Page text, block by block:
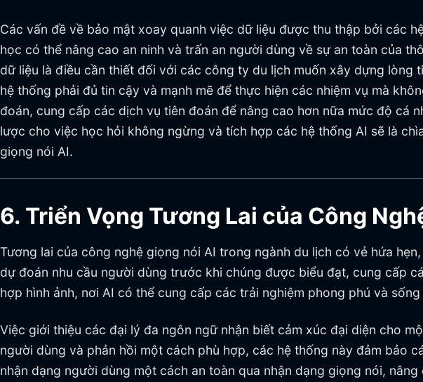
Các vấn đề về bảo mật xoay quanh việc dữ liệu được thu thập bởi các
học có thể nâng cao an ninh và trấn an người dùng về sự an toàn của
dữ liệu là điều cần thiết đối với các công ty du lịch muốn xây dựng
hệ thống phải đủ tin cậy và mạnh mẽ để thực hiện các nhiệm vụ mà
đoán, cung cấp các dịch vụ tiên đoán để nâng cao hơn nữa mức độ cá
lược cho việc học hỏi không ngừng và tích hợp các hệ thống AI sẽ là
giọng nói AI.
6. Triển Vọng Tương Lai của Công
Tương lai của công nghệ giọng nói AI trong ngành du lịch có vẻ hứa
dự đoán nhu cầu người dùng trước khi chúng được biểu đạt, cung cấp
hợp hình ảnh, nơi AI có thể cung cấp các trải nghiệm phong phú và
Việc giới thiệu các đại lý đa ngôn ngữ nhận biết cảm xúc đại diện cho
người dùng và phản hồi một cách phù hợp, các hệ thống này đảm bảo
nhận dạng người dùng một cách an toàn qua nhận dạng giọng nói,